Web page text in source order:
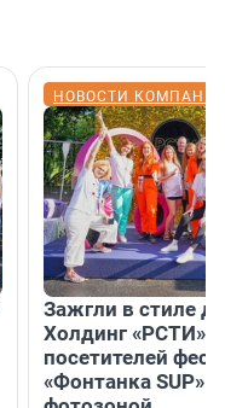
НОВОСТИ
Зажгли в стиле
Холдинг «РСТИ»
посетителей
«Фонтанка SUP»